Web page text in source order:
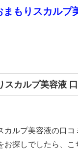
まもりスカルプ
スカルプ美容液 口
カルプ美容液の口コ
お探しでしたら、こ